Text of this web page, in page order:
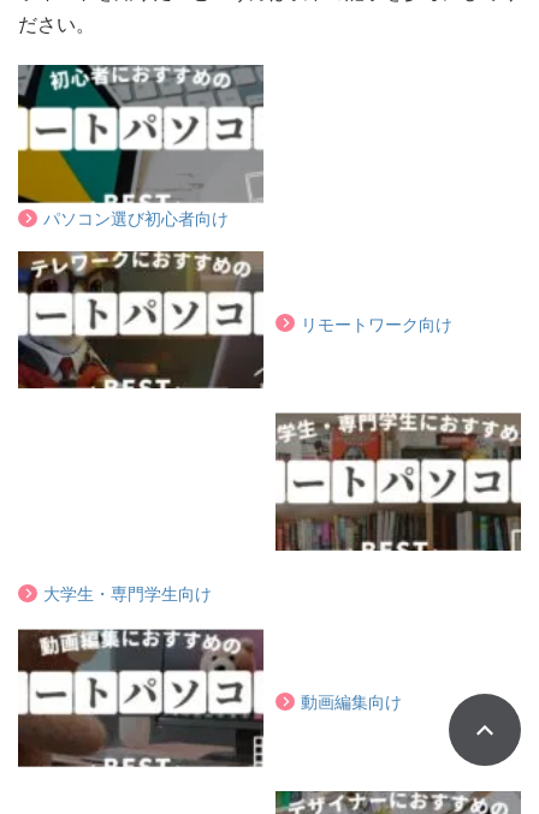
ださい。
パソコン選び初心者向け
リモートワーク向け
大学生・専門学生向け
動画編集向け